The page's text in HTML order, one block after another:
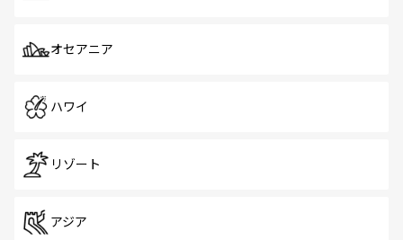
オセアニア
ハワイ
リゾート
アジア